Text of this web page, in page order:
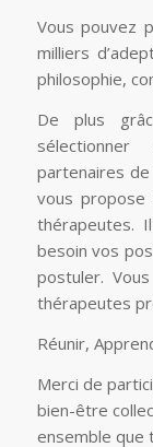
Vous pouvez
milliers
philosophie,
De plus
partenaires
vous propose
thérapeutes.
besoin vos
postuler.
thérapeutes
Réunir,
Merci de
bien-être
ensemble que